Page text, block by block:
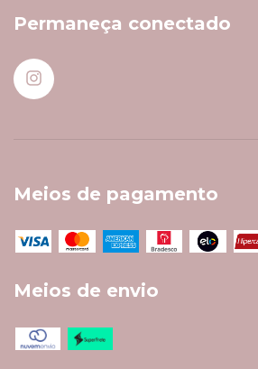
Permaneça conectado
Meios de pagamento
Meios de envio